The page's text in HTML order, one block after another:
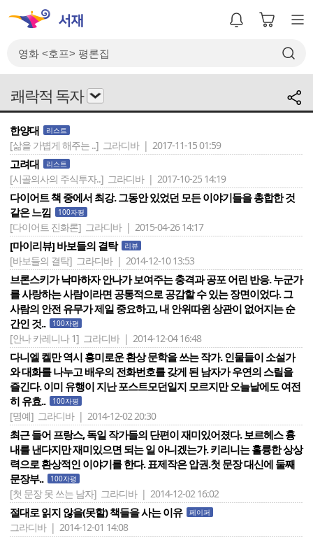
쾌락적 독자
한양대 리스트
[삶을 가볍게 해주는 ..] 그라디바 | 2017-11-15 01:59
고려대 리스트
[시골의사의 주식투자..] 그라디바 | 2017-10-25 14:19
다이어트 책 중에서 최강. 그동안 있었던 모든 이야기들을 총합한 것
같은 느낌
100자평
[다이어트 진화론] 그라디바 | 2015-04-26 14:17
[마이리뷰] 바보들의 결탁 리뷰
[바보들의 결탁] 그라디바 | 2014-12-10 13:53
브론스키가 낙마하자 안나가 보여주는 충격과 공포 어린 반응. 누군가
를 사랑하는 사람이라면 공통적으로 공감할 수 있는 장면이었다. 그
사람의 안전 유무가 제일 중요하고, 내 안위따윈 상관이 없어지는 순
간인 것..
100자평
[안나 카레니나 1] 그라디바 | 2014-12-04 16:48
다니엘 켈만 역시 흥미로운 환상 문학을 쓰는 작가. 인물들이 소설가
와 대화를 나누고 배우의 전화번호를 갖게 된 남자가 우연의 스릴을
즐긴다. 이미 유행이 지난 포스트모던일지 모르지만 오늘날에도 여전
히 유효..
100자평
[명예] 그라디바 | 2014-12-02 20:30
최근 들어 프랑스, 독일 작가들의 단편이 재미있어졌다. 보르헤스 흉
내를 낸다지만 재미있으면 되는 일 아니겠는가. 키리니는 훌륭한 상상
력으로 환상적인 이야기를 한다. 표제작은 압권.첫 문장 대신에 둘째
문장부..
100자평
[첫 문장 못 쓰는 남자] 그라디바 | 2014-12-02 16:02
절대로 읽지 않을(못할) 책들을 사는 이유 페이퍼
그라디바 | 2014-12-01 14:08